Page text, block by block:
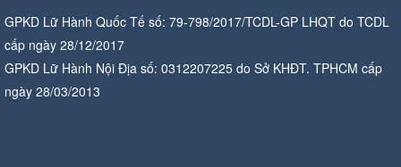
GPKD Lữ Hành Quốc Tế số: 79-798/2017/TCDL-GP LHQT do TCDL
cấp ngày 28/12/2017
GPKD Lữ Hành Nội Địa số: 0312207225 do Sở KHĐT. TPHCM cấp
ngày 28/03/2013